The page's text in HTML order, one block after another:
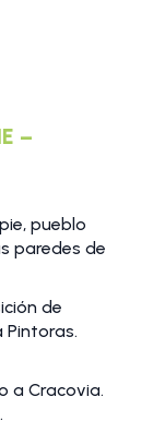
–
pueblo
paredes de
de
Pintoras.
a Cracovia.